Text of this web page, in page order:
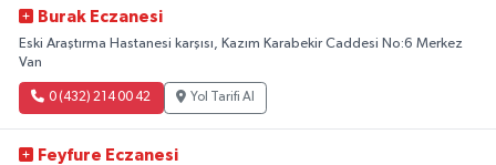
Burak Eczanesi
Eski Araştırma Hastanesi karşısı, Kazım Karabekir Caddesi No:6 Merkez
Van
0 (432) 214 00 42 Yol Tarifi Al
Feyfure Eczanesi